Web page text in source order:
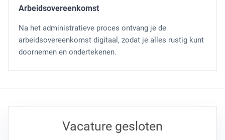
Arbeidsovereenkomst
Na het administratieve proces ontvang je de
arbeidsovereenkomst digitaal, zodat je alles rustig kunt
doornemen en ondertekenen.
Vacature gesloten